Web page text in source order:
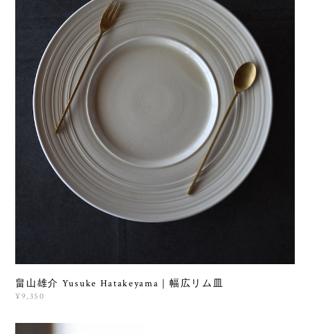
畠山雄介 Yusuke Hatakeyama｜幅広リム皿
¥9,350